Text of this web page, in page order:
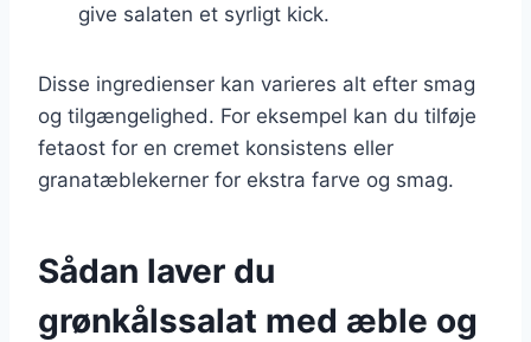
give salaten et syrligt kick.
Disse ingredienser kan varieres alt efter smag
og tilgængelighed. For eksempel kan du tilføje
fetaost for en cremet konsistens eller
granatæblekerner for ekstra farve og smag.
Sådan laver du
grønkålssalat med æble og